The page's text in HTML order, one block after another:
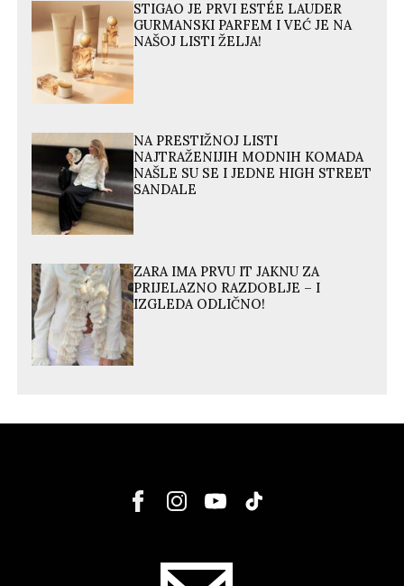
STIGAO JE PRVI ESTÉE LAUDER
GURMANSKI PARFEM I VEĆ JE NA
NAŠOJ LISTI ŽELJA!
NA PRESTIŽNOJ LISTI
NAJTRAŽENIJIH MODNIH KOMADA
NAŠLE SU SE I JEDNE HIGH STREET
SANDALE
ZARA IMA PRVU IT JAKNU ZA
PRIJELAZNO RAZDOBLJE – I
IZGLEDA ODLIČNO!